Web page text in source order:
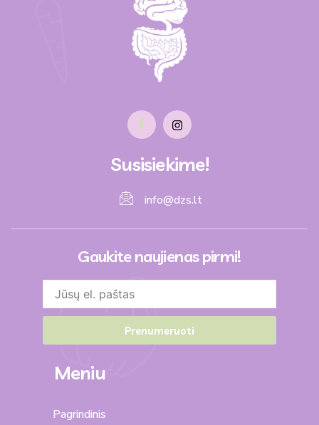
Susisiekime!
info@dzs.lt
Gaukite naujienas pirmi!
Prenumeruoti
Meniu
Pagrindinis